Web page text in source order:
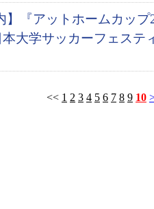
】『アットホームカッ
大学サッカーフェステ
<< 1 2 3 4 5 6 7 8 9 10